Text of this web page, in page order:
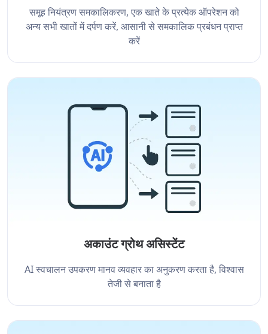
समूह नियंत्रण समकालिकरण, एक खाते के प्रत्येक ऑपरेशन को
अन्य सभी खातों में दर्पण करें, आसानी से समकालिक प्रबंधन प्राप्त
करें
अकाउंट ग्रोथ असिस्टेंट
AI स्वचालन उपकरण मानव व्यवहार का अनुकरण करता है, विश्वास
तेजी से बनाता है